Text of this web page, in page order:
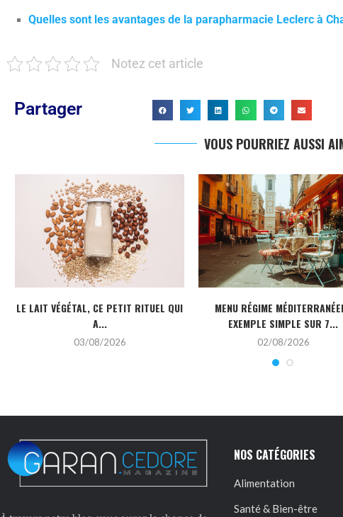
Quelles sont les avantages de la parapharmacie Leclerc à
Notez cet article
Partager
VOUS POURRIEZ AUSSI
LE LAIT VÉGÉTAL, CE PETIT RITUEL QUI
A...
03/08/2026
MENU RÉGIME
EXEMPLE SIMPLE SUR 7...
02/08/2026
NOS CATÉGORIES
Alimentation
Santé & Bien-être